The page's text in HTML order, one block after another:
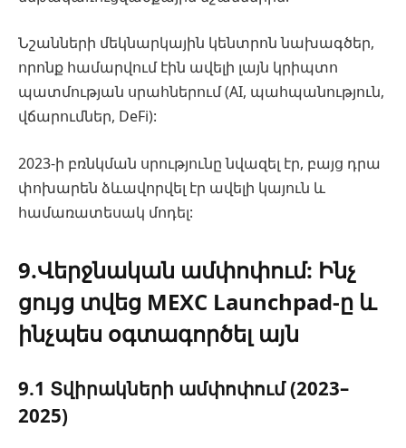
Նշանների մեկնարկային կենտրոն նախագծեր,
որոնք համարվում էին ավելի լայն կրիպտո
պատմության սրահներում (AI, պահպանություն,
վճարումներ, DeFi):
2023-ի բռնկման սրությունը նվազել էր, բայց դրա
փոխարեն ձևավորվել էր ավելի կայուն և
համառատեսակ մոդել:
9.Վերջնական ամփոփում: Ինչ
ցույց տվեց MEXC Launchpad-ը և
ինչպես օգտագործել այն
9.1 Տվիրակների ամփոփում (2023–
2025)